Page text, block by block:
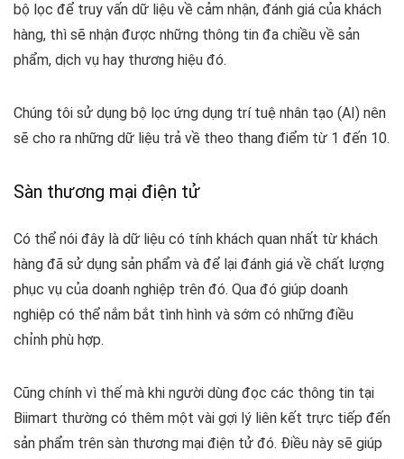
bộ lọc để truy vấn dữ liệu về cảm nhận, đánh giá của khách
hàng, thì sẽ nhận được những thông tin đa chiều về sản
phẩm, dịch vụ hay thương hiệu đó.
Chúng tôi sử dụng bộ lọc ứng dụng trí tuệ nhân tạo (AI) nên
sẽ cho ra những dữ liệu trả về theo thang điểm từ 1 đến 10.
Sàn thương mại điện tử
Có thể nói đây là dữ liệu có tính khách quan nhất từ khách
hàng đã sử dụng sản phẩm và để lại đánh giá về chất lượng
phục vụ của doanh nghiệp trên đó. Qua đó giúp doanh
nghiệp có thể nắm bắt tình hình và sớm có những điều
chỉnh phù hợp.
Cũng chính vì thế mà khi người dùng đọc các thông tin tại
Biimart thường có thêm một vài gợi lý liên kết trực tiếp đến
sản phẩm trên sàn thương mại điện tử đó. Điều này sẽ giúp